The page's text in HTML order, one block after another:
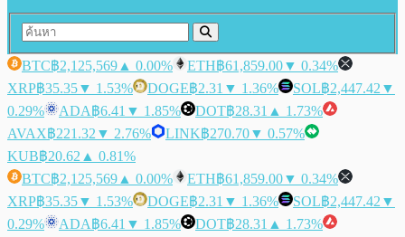
BTC฿2,125,569 ▲ 0.00% ETH฿61,859.00▼ 0.34%
XRP฿35.35▼ 1.53% DOGE฿2.31 ▼ 1.36% SOL฿2,447.42 ▼
0.29%
ADA฿6.41 ▼ 1.85% DOT฿28.31 ▲ 1.73%
AVAX฿221.32 ▼ 2.76% LINK฿270.70▼ 0.57%
KUB฿20.62 ▲ 0.81%
BTC฿2,125,569 ▲ 0.00% ETH฿61,859.00▼ 0.34%
XRP฿35.35▼ 1.53% DOGE฿2.31 ▼ 1.36% SOL฿2,447.42 ▼
0.29%
ADA฿6.41 ▼ 1.85% DOT฿28.31 ▲ 1.73%